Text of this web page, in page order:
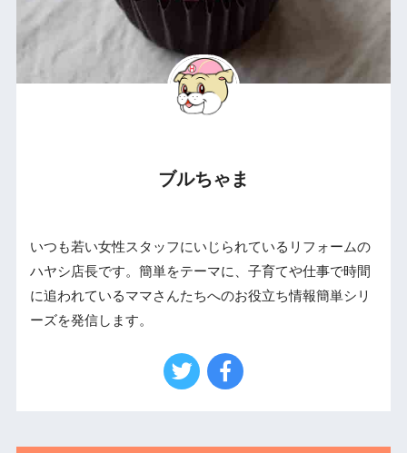
ブルちゃま
いつも若い女性スタッフにいじられているリフォームの
ハヤシ店長です。簡単をテーマに、子育てや仕事で時間
に追われているママさんたちへのお役立ち情報簡単シリ
ーズを発信します。